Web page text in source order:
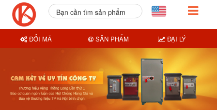
Bạn cần tìm sản phẩm
ĐỔI MÃ SẢN PHẨM ĐẠI LÝ